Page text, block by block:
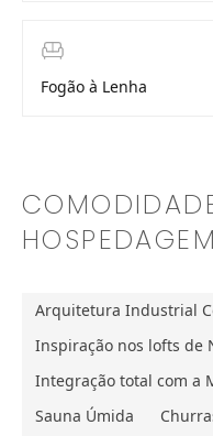
Fogão à Lenha
HOSPEDAGEM
Arquitetura Industrial
Inspiração nos lofts de
Integração total com a
Sauna Úmida